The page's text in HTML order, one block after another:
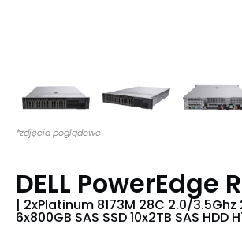
*zdjęcia poglądowe
DELL PowerEdge
| 2xPlatinum 8173M 28C 2.0/3.5Ghz
6x800GB SAS SSD 10x2TB SAS HDD